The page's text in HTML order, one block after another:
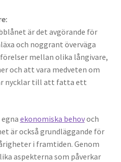
är det avgörande för
och noggrant överväga
mellan olika långivare,
och att vara medveten om
nycklar till att fatta ett
ekonomiska behovoch
är också grundläggande för
i framtiden. Genom
aspekterna som påverkar